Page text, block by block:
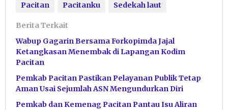
Pacitan
Pacitanku Sedekah laut
Berita Terkait
Wabup Gagarin Bersama Forkopimda Jajal
Ketangkasan Menembak di Lapangan Kodim
Pacitan
Pemkab Pacitan Pastikan Pelayanan Publik Tetap
Aman Usai Sejumlah ASN Mengundurkan Diri
Pemkab dan Kemenag Pacitan Pantau Isu Aliran